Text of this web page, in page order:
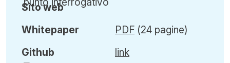
Sito web
Whitepaper
Github
PDF (24 pagine)
link